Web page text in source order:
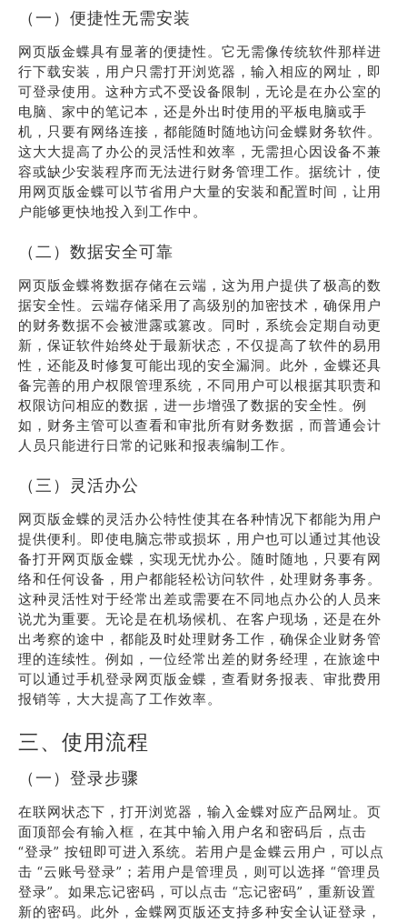
（一）便捷性无需安装
网页版金蝶具有显著的便捷性。它无需像传统软件那样进
行下载安装，用户只需打开浏览器，输入相应的网址，即
可登录使用。这种方式不受设备限制，无论是在办公室的
电脑、家中的笔记本，还是外出时使用的平板电脑或手
机，只要有网络连接，都能随时随地访问金蝶财务软件。
这大大提高了办公的灵活性和效率，无需担心因设备不兼
容或缺少安装程序而无法进行财务管理工作。据统计，使
用网页版金蝶可以节省用户大量的安装和配置时间，让用
户能够更快地投入到工作中。
（二）数据安全可靠
网页版金蝶将数据存储在云端，这为用户提供了极高的数
据安全性。云端存储采用了高级别的加密技术，确保用户
的财务数据不会被泄露或篡改。同时，系统会定期自动更
新，保证软件始终处于最新状态，不仅提高了软件的易用
性，还能及时修复可能出现的安全漏洞。此外，金蝶还具
备完善的用户权限管理系统，不同用户可以根据其职责和
权限访问相应的数据，进一步增强了数据的安全性。例
如，财务主管可以查看和审批所有财务数据，而普通会计
人员只能进行日常的记账和报表编制工作。
（三）灵活办公
网页版金蝶的灵活办公特性使其在各种情况下都能为用户
提供便利。即使电脑忘带或损坏，用户也可以通过其他设
备打开网页版金蝶，实现无忧办公。随时随地，只要有网
络和任何设备，用户都能轻松访问软件，处理财务事务。
这种灵活性对于经常出差或需要在不同地点办公的人员来
说尤为重要。无论是在机场候机、在客户现场，还是在外
出考察的途中，都能及时处理财务工作，确保企业财务管
理的连续性。例如，一位经常出差的财务经理，在旅途中
可以通过手机登录网页版金蝶，查看财务报表、审批费用
报销等，大大提高了工作效率。
三、使用流程
（一）登录步骤
在联网状态下，打开浏览器，输入金蝶对应产品网址。页
面顶部会有输入框，在其中输入用户名和密码后，点击
“登录” 按钮即可进入系统。若用户是金蝶云用户，可以点
击 “云账号登录”；若用户是管理员，则可以选择 “管理员
登录”。如果忘记密码，可以点击 “忘记密码”，重新设置
新的密码。此外，金蝶网页版还支持多种安全认证登录，